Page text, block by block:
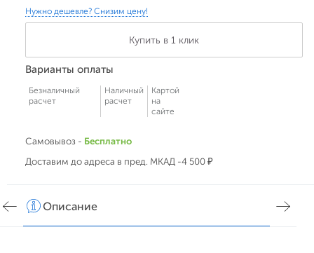
Нужно дешевле? Снизим цену!
Купить в 1 клик
Варианты оплаты
Безналичный
расчет
Наличный
расчет
Картой
на
сайте
Самовывоз - Бесплатно
Доставим до адреса в пред. МКАД -4 500 ₽
Описание